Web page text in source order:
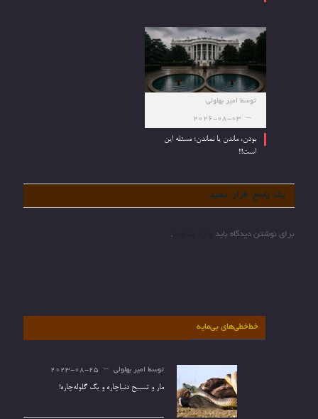
توسط امیر بهلولی
2026-08-03
بودن، ماندن یا نماندن؛ مسئله این
است!!!
یک پاسخ قرار دهید
برای نوشتن دیدگاه باید .
خط‌خطی‌های بی‌مایه
توسط امیر بهلولی 2023-08-25
مار و تسبیح دنیاچاره و یک گلوله‌چاره!